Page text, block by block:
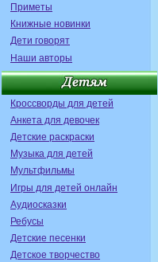
Приметы
Книжные новинки
Дети говорят
Наши авторы
Кроссворды для детей
Анкета для девочек
Детские раскраски
Музыка для детей
Мультфильмы
Игры для детей онлайн
Аудиосказки
Ребусы
Детские песенки
Детское творчество